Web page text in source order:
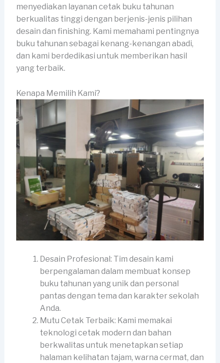
menyediakan layanan cetak buku tahunan
berkualitas tinggi dengan berjenis-jenis pilihan
desain dan finishing. Kami memahami pentingnya
buku tahunan sebagai kenang-kenangan abadi,
dan kami berdedikasi untuk memberikan hasil
yang terbaik.
Kenapa Memilih Kami?
Desain Profesional: Tim desain kami
berpengalaman dalam membuat konsep
buku tahunan yang unik dan personal
pantas dengan tema dan karakter sekolah
Anda.
Mutu Cetak Terbaik: Kami memakai
teknologi cetak modern dan bahan
berkwalitas untuk menetapkan setiap
halaman kelihatan tajam, warna cermat, dan